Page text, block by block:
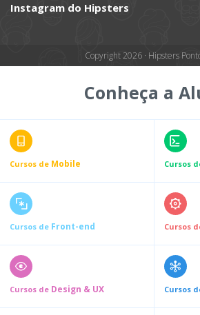
Instagram do Hipsters
Copyright 2026 · Hipsters
Conheça a
Cursos de Mobile Cursos
Cursos de Front-end Cursos
Cursos de Design & UX Cursos